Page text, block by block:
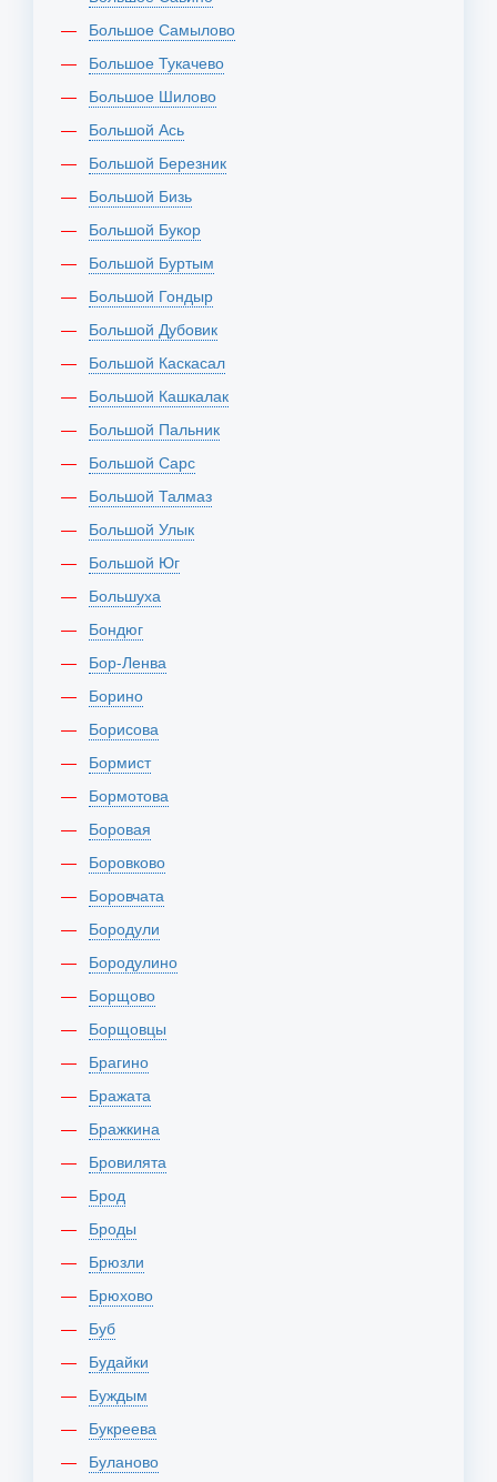
Большое Самылово
Большое Тукачево
Большое Шилово
Большой Ась
Большой Березник
Большой Бизь
Большой Букор
Большой Буртым
Большой Гондыр
Большой Дубовик
Большой Каскасал
Большой Кашкалак
Большой Пальник
Большой Сарс
Большой Талмаз
Большой Улык
Большой Юг
Большуха
Бондюг
Бор-Ленва
Борино
Борисова
Бормист
Бормотова
Боровая
Боровково
Боровчата
Бородули
Бородулино
Борщово
Борщовцы
Брагино
Бражата
Бражкина
Бровилята
Брод
Броды
Брюзли
Брюхово
Буб
Будайки
Буждым
Букреева
Буланово